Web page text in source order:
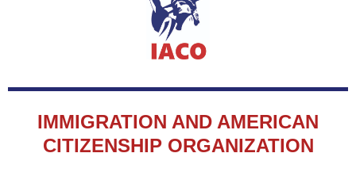
IMMIGRATION AND AMERICAN
CITIZENSHIP ORGANIZATION